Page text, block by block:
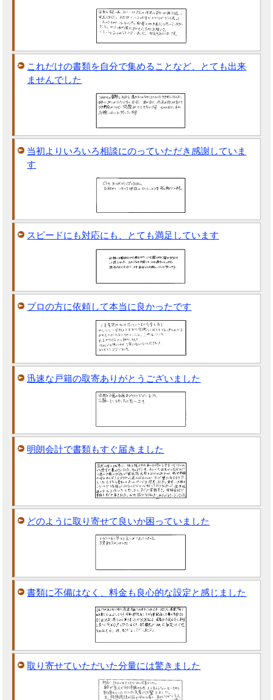
これだけの書類を自分で集めることなど、とても出来
ませんでした
当初よりいろいろ相談にのっていただき感謝していま
す
スピードにも対応にも、とても満足しています
プロの方に依頼して本当に良かったです
迅速な戸籍の取寄ありがとうございました
明朗会計で書類もすぐ届きました
どのように取り寄せて良いか困っていました
書類に不備はなく、料金も良心的な設定と感じました
取り寄せていただいた分量には驚きました